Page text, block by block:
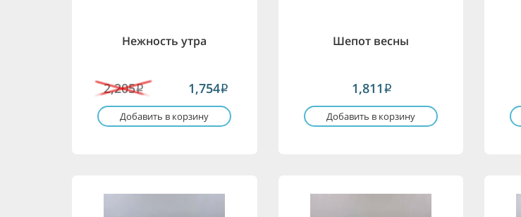
Нежность утра
2,205i 1,754i
Добавить в корзину
Шепот весны
1,811 i
Добавить в корзину